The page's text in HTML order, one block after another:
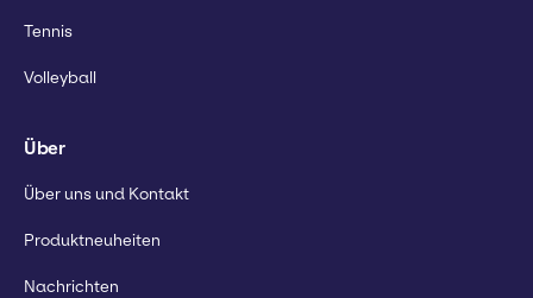
Tennis
Volleyball
Über
Über uns und Kontakt
Produktneuheiten
Nachrichten